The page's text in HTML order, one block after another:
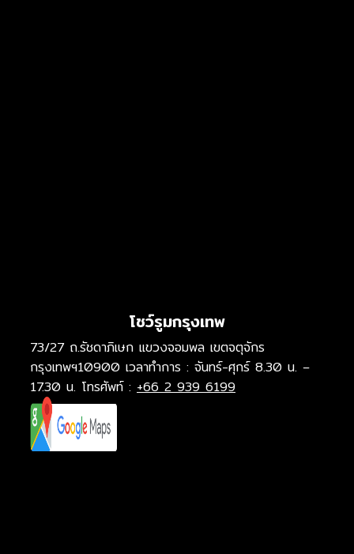
โชว์รูมกรุงเทพ
73/27 ถ.รัชดาภิเษก แขวงจอมพล เขตจตุจักร
กรุงเทพฯ10900 เวลาทำการ : จันทร์-ศุกร์ 8.30 น. –
17.30 น. โทรศัพท์ : +66 2 939 6199